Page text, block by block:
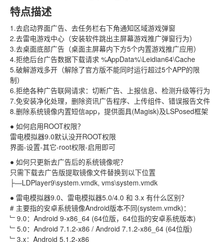
特点描述
1.去启动界面广告、去任务栏右下角通知区域游戏弹窗
2.去雷电游戏中心（安装软件跳出主屏幕游戏推广弹窗行为）
3.去桌面底部广告（桌面主屏幕内下方5个内置游戏推广应用）
4.拒绝后台广告数据下载请求 %AppData%\Leidian64\Cache
5.破解游戏多开（解除了官方版不能同时运行超过5个APP的限
制）
6.拒绝各种广告联网请求：切断广告、上报信息、检测升级等行为
7.免安装净化处理，删除资讯广告程序、上传组件、错误报告文件
8.删除系统镜像内置短信app，提供面具(Magisk)及LSPosed框架
● 如何启用ROOT权限？
雷电模拟器9.0默认没开ROOT权限
界面-设置-其它-root权限-启用即可
● 如何只更新去广告后的系统镜像呢？
只需下载去广告版提取镜像文件替换到以下位置
├—LDPlayer9\system.vmdk, vms\system.vmdk
● 雷电模拟器9.0、雷电模拟器5.0/4.0 和 3.x 有什么区别？
# 主要指的安卓系统镜像Android版本不同(system.vmdk)：
﹂9.0：Android 9-x86_64 (64位版，64位指的安卓系统版本)
﹂5.0：Android 7.1.2-x86 / Android 7.1.2-x86_64 (64位版)
﹂3.x：Android 5.1.2-x86